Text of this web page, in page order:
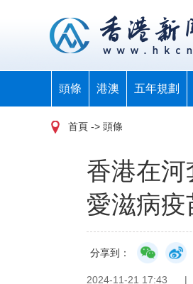
頭條 港澳 五年規劃
首頁 -> 頭條
香港在
愛滋病疫
分享到：
2024-11-21 17:43 |